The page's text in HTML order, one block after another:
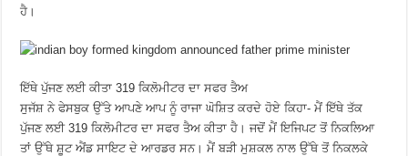
ਹੈ।
ਇੱਥੇ ਪੁੱਜਣ ਲਈ ਕੀਤਾ 319 ਕਿਲੋਮੀਟਰ ਦਾ ਸਫਰ ਤੈਅ
ਸੁਜੱਸ਼ ਨੇ ਫੇਸਬੁਕ ਉੱਤੇ ਆਪਣੇ ਆਪ ਨੂੰ ਰਾਜਾ ਘੋਸ਼ਿਤ ਕਰਦੇ ਹੋਏ ਕਿਹਾ- ਮੈਂ ਇੱਥੇ ਤੱਕ
ਪੁੱਜਣ ਲਈ 319 ਕਿਲੋਮੀਟਰ ਦਾ ਸਫਰ ਤੈਅ ਕੀਤਾ ਹੈ। ਜਦੋਂ ਮੈਂ ਇਜਿਪਟ ਤੋਂ ਨਿਕਲਿਆ
ਤਾਂ ਉੱਥੇ ਸ਼ੂਟ ਐਂਡ ਸਾਇਟ ਦੇ ਆਰਡਰ ਸਨ। ਮੈਂ ਬੜੀ ਮੁਸ਼ਕਲ ਨਾਲ ਉੱਥੇ ਤੋਂ ਨਿਕਲਕੇ